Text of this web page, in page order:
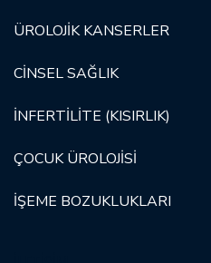
ÜROLOJİK KANSERLER
CİNSEL SAĞLIK
İNFERTİLİTE (KISIRLIK)
ÇOCUK ÜROLOJİSİ
İŞEME BOZUKLUKLARI